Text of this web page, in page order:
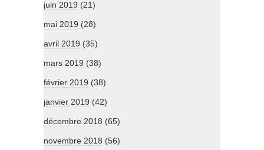
juin 2019 (21)
mai 2019 (28)
avril 2019 (35)
mars 2019 (38)
février 2019 (38)
janvier 2019 (42)
décembre 2018 (65)
novembre 2018 (56)